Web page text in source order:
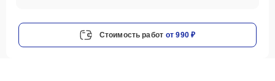
Стоимость работ от 990 ₽